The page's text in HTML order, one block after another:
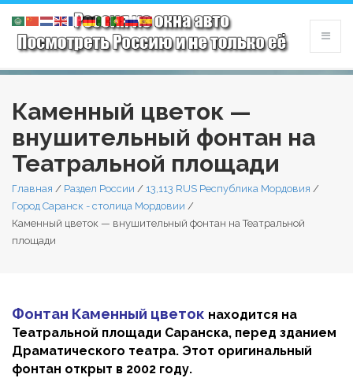
Каменный цветок —
внушительный фонтан на
Театральной площади
Главная / Раздел России / 13,113 RUS Республика Мордовия /
Город Саранск - столица Мордовии /
Каменный цветок — внушительный фонтан на Театральной
площади
Фонтан Каменный цветок находится на
Театральной площади Саранска, перед зданием
Драматического театра. Этот оригинальный
фонтан открыт в 2002 году.